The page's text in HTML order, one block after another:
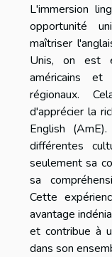
L'immersion
opportunité
maîtriser
Unis, on est
américains
régionaux.
d'apprécier la
English
différentes
seulement sa
sa
Cette
avantage
et contribue à
dans son